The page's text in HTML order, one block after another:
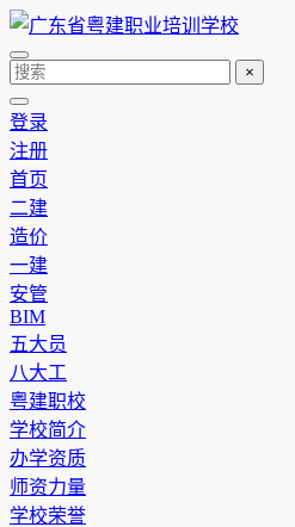
×
登录
注册
首页
二建
造价
一建
安管
BIM
五大员
八大工
粤建职校
学校简介
办学资质
师资力量
学校荣誉